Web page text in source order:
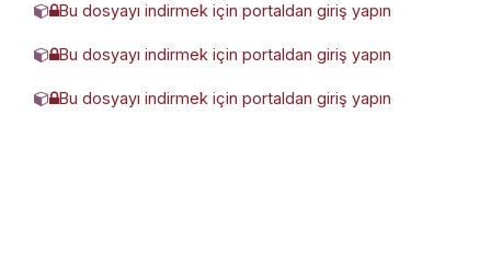
Bu dosyayı indirmek için portaldan giriş yapın
9605166-WSSC-025-0080.rar
Bu dosyayı indirmek için portaldan giriş yapın
WSSC-025-0100.glb
Bu dosyayı indirmek için portaldan giriş yapın
WSSC-025pdf-8819420.pdf